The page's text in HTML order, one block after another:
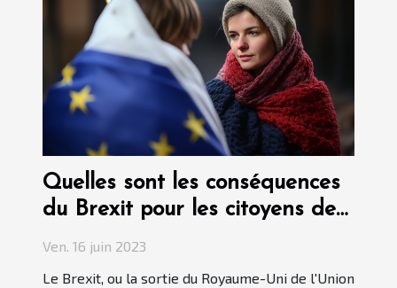
Quelles sont les conséquences
du Brexit pour les citoyens de
France ?
Ven. 16 juin 2023
Le Brexit, ou la sortie du Royaume-Uni de l'Union